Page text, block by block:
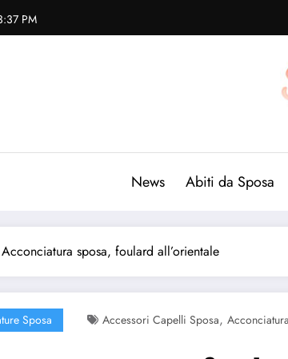
PM
News Abiti da Sposa
Acconciatura sposa, foulard all’orientale
Sposa Accessori Capelli Sposa,